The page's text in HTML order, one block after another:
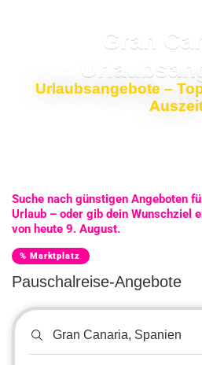
Gran
Urlaubsangebote –
Suche nach günstigen Angeboten
Urlaub – oder gib dein Wunschziel
von heute 9. August.
% Marktplatz